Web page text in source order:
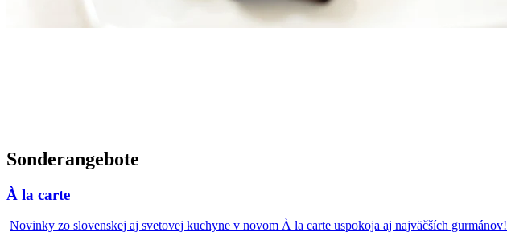
Sonderangebote
À la carte
Novinky zo slovenskej aj svetovej kuchyne v novom À la carte uspokoja aj najväčších gurmánov!